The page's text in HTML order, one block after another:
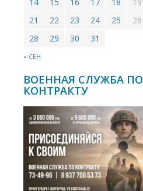
« СЕН
21
22 23 24 25 26
28
29 30 31
ВОЕННАЯ СЛУЖБА ПО
КОНТРАКТУ